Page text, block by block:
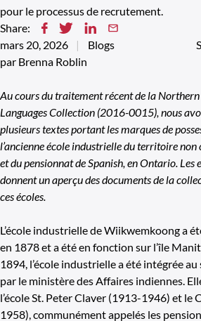
pour le processus de recrutement.
Share:
mars 20, 2026
Blogs
par Brenna Roblin
Au cours du traitement récent de la
Languages Collection (2016-0015), nous
plusieurs textes portant les marques de
l’ancienne école industrielle du territoire
et du pensionnat de Spanish, en Ontario. Les
donnent un aperçu des documents de la
ces écoles.
L’école industrielle de Wiikwemkoong a
en 1878 et a été en fonction sur l’île
1894, l’école industrielle a été intégrée
par le ministère des Affaires indiennes.
l’école St. Peter Claver (1913-1946) et le
1958), communément appelés les